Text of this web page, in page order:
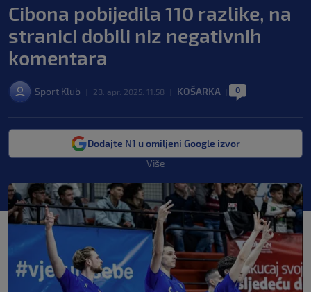
Cibona pobijedila 110 razlike, na
stranici dobili niz negativnih
komentara
Sport Klub 28. apr. 2025. 11:58 KOŠARKA 0
Dodajte N1 u omiljeni Google izvor
Više